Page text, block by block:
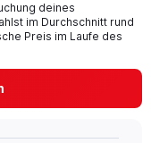
deines
im Durchschnitt rund
Preis im Laufe des